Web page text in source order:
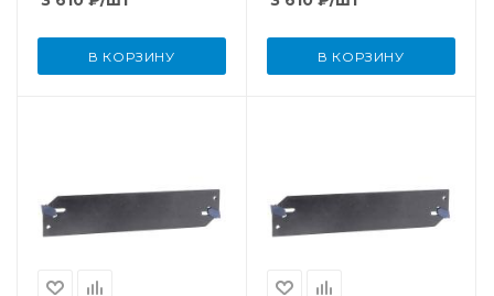
В КОРЗИНУ В КОРЗИНУ